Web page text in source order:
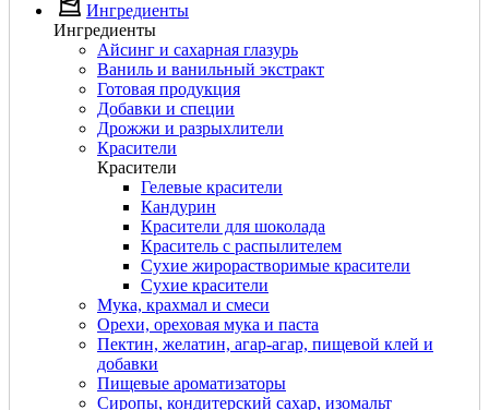
Ингредиенты
Ингредиенты
Айсинг и сахарная глазурь
Ваниль и ванильный экстракт
Готовая продукция
Добавки и специи
Дрожжи и разрыхлители
Красители
Красители
Гелевые красители
Кандурин
Красители для шоколада
Краситель с распылителем
Сухие жирорастворимые красители
Сухие красители
Мука, крахмал и смеси
Орехи, ореховая мука и паста
Пектин, желатин, агар-агар, пищевой клей и
добавки
Пищевые ароматизаторы
Сиропы, кондитерский сахар, изомальт